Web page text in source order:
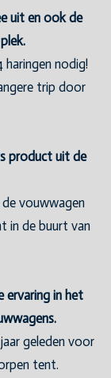
uit en ook de
haringen nodig!
trip door
product uit de
vouwwagen
in de buurt van
ervaring in het
geleden voor
tent.